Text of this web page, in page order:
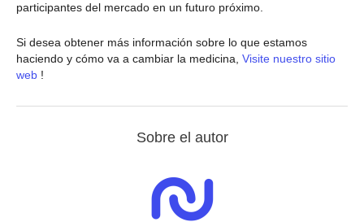
participantes del mercado en un futuro próximo.
Si desea obtener más información sobre lo que estamos
haciendo y cómo va a cambiar la medicina, Visite nuestro sitio
web !
Sobre el autor